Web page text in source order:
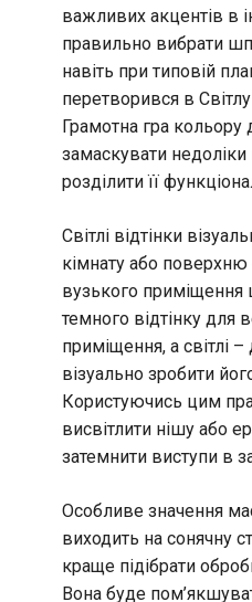
важливих акцентів в
правильно вибрати
навіть при типовій
перетворився в
Грамотна гра
замаскувати недоліки
розділити її
Світлі відтінки
кімнату або поверхню
вузького
темного відтінку для
приміщення, а світлі
візуально зробити
Користуючись цим
висвітлити нішу або
затемнити виступи в
Особливе значення
виходить на сонячну
краще підібрати
Вона буде